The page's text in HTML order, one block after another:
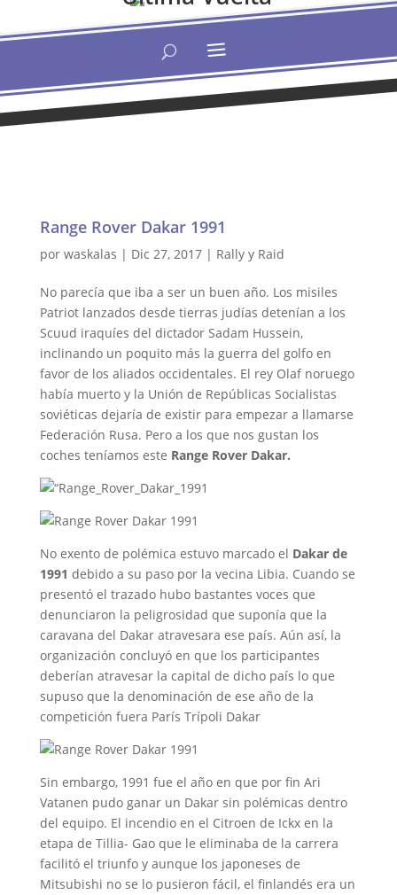
Range Rover Dakar 1991
por waskalas | Dic 27, 2017| Rally y Raid
No parecía que iba a ser un buen año. Los misiles
Patriot lanzados desde tierras judías detenían a los
Scuud iraquíes del dictador Sadam Hussein,
inclinando un poquito más la guerra del golfo en
favor de los aliados occidentales. El rey Olaf noruego
había muerto y la Unión de Repúblicas Socialistas
soviéticas dejaría de existir para empezar a llamarse
Federación Rusa. Pero a los que nos gustan los
coches teníamos este Range Rover Dakar.
No exento de polémica estuvo marcado el Dakar de
1991 debido a su paso por la vecina Libia. Cuando se
presentó el trazado hubo bastantes voces que
denunciaron la peligrosidad que suponía que la
caravana del Dakar atravesara ese país. Aún así, la
organización concluyó en que los participantes
deberían atravesar la capital de dicho país lo que
supuso que la denominación de ese año de la
competición fuera París Trípoli Dakar
Sin embargo, 1991 fue el año en que por fin Ari
Vatanen pudo ganar un Dakar sin polémicas dentro
del equipo. El incendio en el Citroen de Ickx en la
etapa de Tillia- Gao que le eliminaba de la carrera
facilitó el triunfo y aunque los japoneses de
Mitsubishi no se lo pusieron fácil, el finlandés era un